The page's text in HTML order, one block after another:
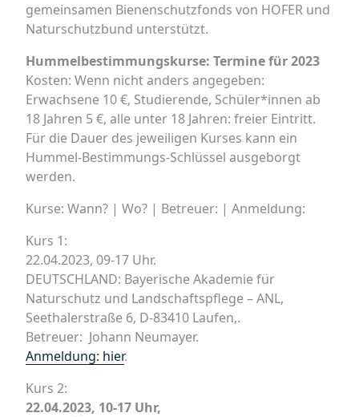
gemeinsamen Bienenschutzfonds von HOFER und
Naturschutzbund unterstützt.
Hummelbestimmungskurse: Termine für 2023
Kosten: Wenn nicht anders angegeben:
Erwachsene 10 €, Studierende, Schüler*innen ab
18 Jahren 5 €, alle unter 18 Jahren: freier Eintritt.
Für die Dauer des jeweiligen Kurses kann ein
Hummel-Bestimmungs-Schlüssel ausgeborgt
werden.
Kurse: Wann? | Wo? | Betreuer: | Anmeldung:
Kurs 1:
22.04.2023, 09-17 Uhr.
DEUTSCHLAND: Bayerische Akademie für
Naturschutz und Landschaftspflege – ANL,
Seethalerstraße 6, D-83410 Laufen,.
Betreuer: Johann Neumayer.
Anmeldung: hier.
Kurs 2:
22.04.2023, 10-17 Uhr,